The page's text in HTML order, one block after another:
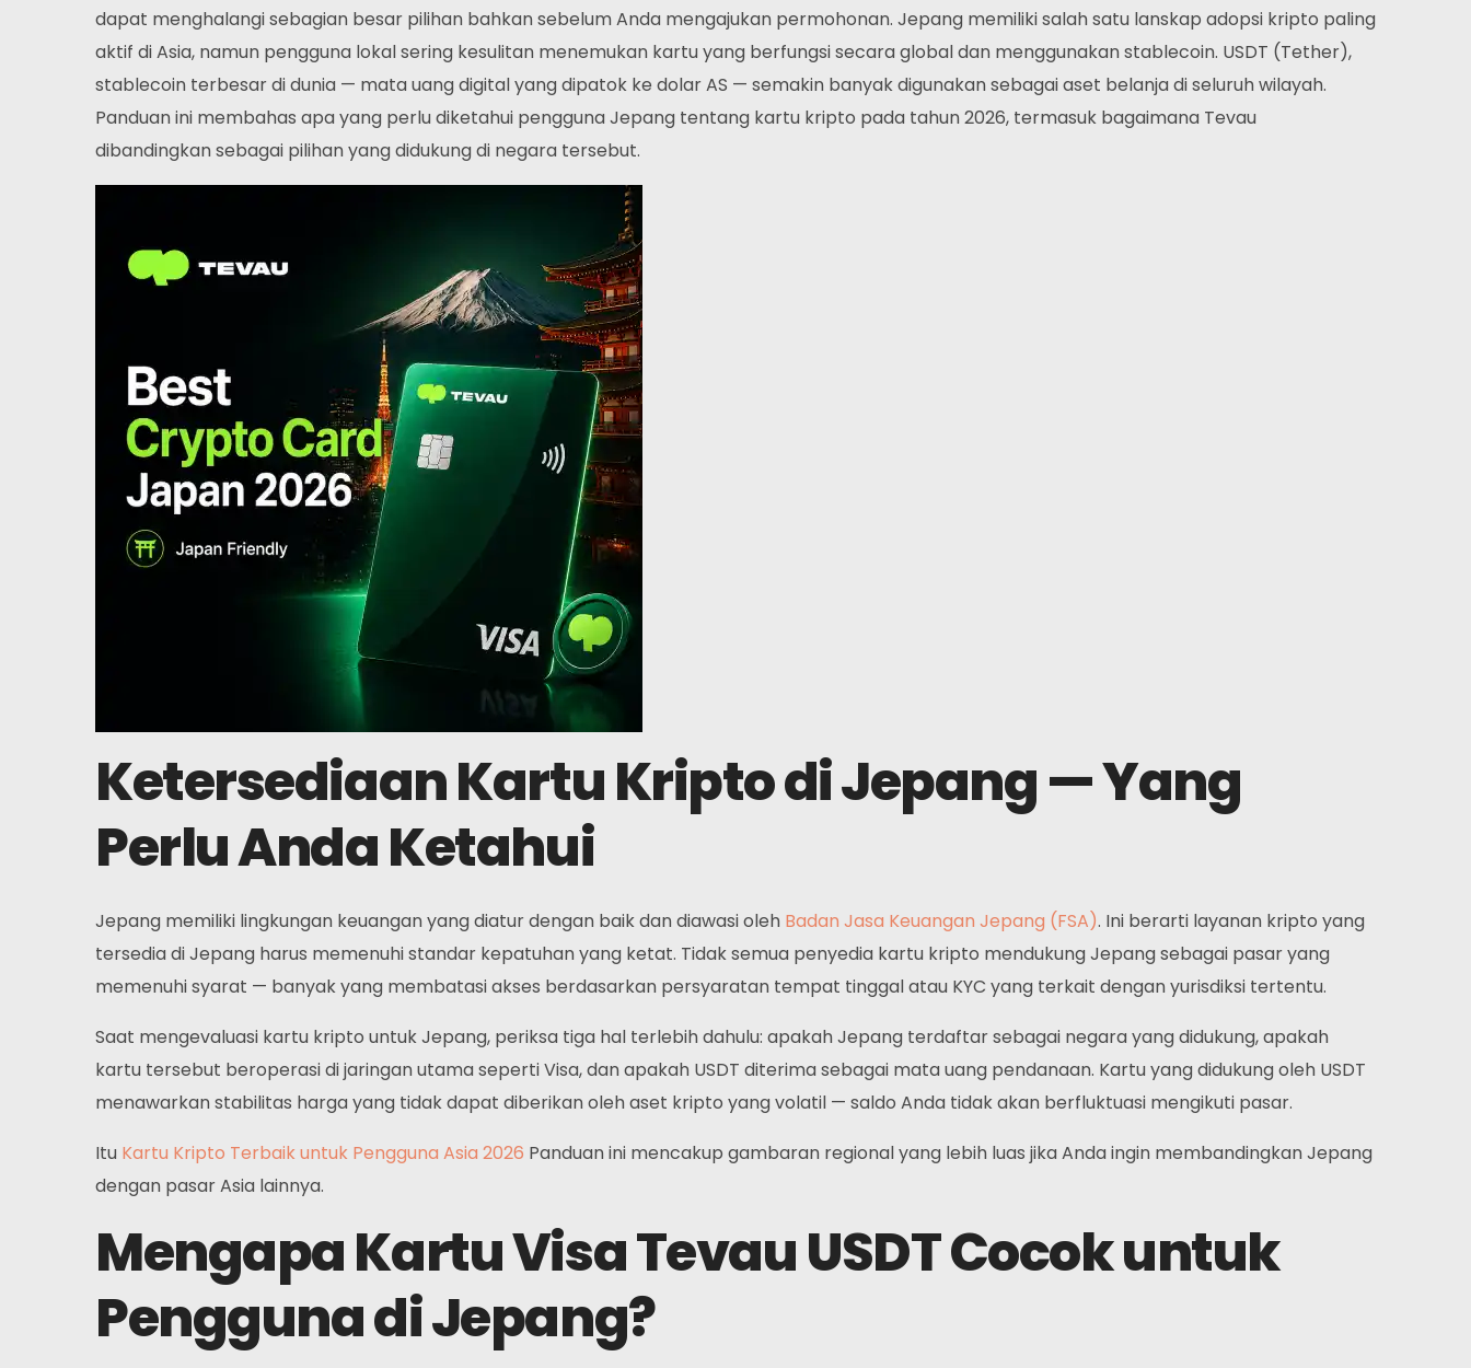
dapat menghalangi sebagian besar pilihan bahkan sebelum Anda mengajukan permohonan. Jepang memiliki salah satu lanskap adopsi kripto paling
aktif di Asia, namun pengguna lokal sering kesulitan menemukan kartu yang berfungsi secara global dan menggunakan stablecoin. USDT (Tether),
stablecoin terbesar di dunia — mata uang digital yang dipatok ke dolar AS — semakin banyak digunakan sebagai aset belanja di seluruh wilayah.
Panduan ini membahas apa yang perlu diketahui pengguna Jepang tentang kartu kripto pada tahun 2026, termasuk bagaimana Tevau
dibandingkan sebagai pilihan yang didukung di negara tersebut.
Ketersediaan Kartu Kripto di Jepang — Yang
Perlu Anda Ketahui
Jepang memiliki lingkungan keuangan yang diatur dengan baik dan diawasi oleh Badan Jasa Keuangan Jepang (FSA). Ini berarti layanan kripto yang
tersedia di Jepang harus memenuhi standar kepatuhan yang ketat. Tidak semua penyedia kartu kripto mendukung Jepang sebagai pasar yang
memenuhi syarat — banyak yang membatasi akses berdasarkan persyaratan tempat tinggal atau KYC yang terkait dengan yurisdiksi tertentu.
Saat mengevaluasi kartu kripto untuk Jepang, periksa tiga hal terlebih dahulu: apakah Jepang terdaftar sebagai negara yang didukung, apakah
kartu tersebut beroperasi di jaringan utama seperti Visa, dan apakah USDT diterima sebagai mata uang pendanaan. Kartu yang didukung oleh USDT
menawarkan stabilitas harga yang tidak dapat diberikan oleh aset kripto yang volatil — saldo Anda tidak akan berfluktuasi mengikuti pasar.
Itu Kartu Kripto Terbaik untuk Pengguna Asia 2026 Panduan ini mencakup gambaran regional yang lebih luas jika Anda ingin membandingkan Jepang
dengan pasar Asia lainnya.
Mengapa Kartu Visa Tevau USDT Cocok untuk
Pengguna di Jepang?